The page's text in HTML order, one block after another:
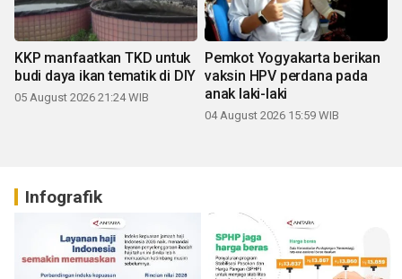
KKP manfaatkan TKD untuk
budi daya ikan tematik di DIY
05 August 2026 21:24 WIB
Pemkot Yogyakarta berikan
vaksin HPV perdana pada
anak laki-laki
04 August 2026 15:59 WIB
Infografik